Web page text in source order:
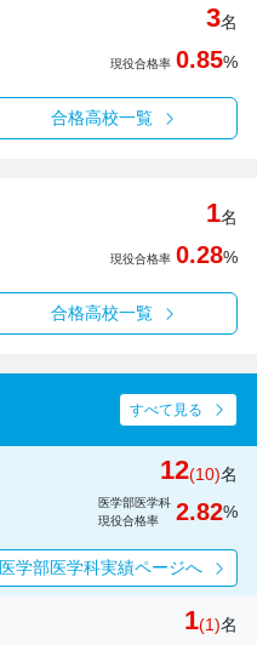
3名
現役合格率 0.85%
合格高校一覧
1名
現役合格率 0.28%
合格高校一覧
すべて見る
12(10)名
医学部医学科
現役合格率
2.82%
医学部医学科実績ページへ
1(1)名